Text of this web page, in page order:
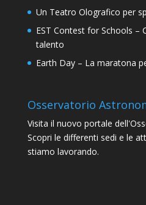
Un Teatro Olografico per
EST Contest for Schools –
talento
Earth Day – La maratona
Osservatorio
Visita il nuovo portale
Scopri le differenti sedi e le
stiamo lavorando.